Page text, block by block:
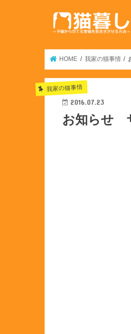
HOME 我家の猫事情
我家の猫事情
2016.07.23
お知らせ